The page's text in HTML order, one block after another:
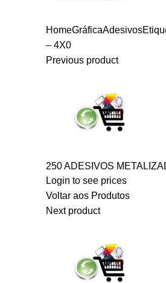
HomeGráficaAdesivos
– 4X0
Previous product
250 ADESIVOS
Login to see prices
Voltar aos Produtos
Next product